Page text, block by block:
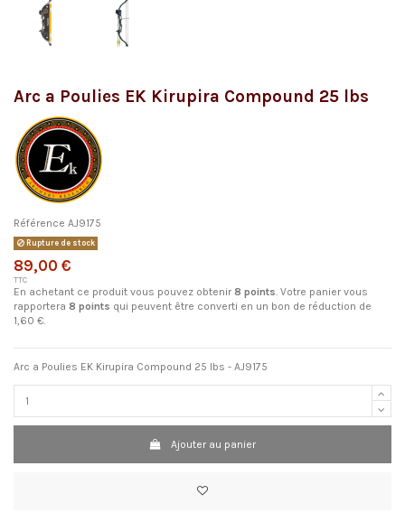
Arc a Poulies EK Kirupira Compound 25 lbs
Référence AJ9175
Rupture de stock
89,00 €
TTC
En achetant ce produit vous pouvez obtenir 8 points. Votre panier vous
rapportera 8 points qui peuvent être converti en un bon de réduction de
1,60 €.
Arc a Poulies EK Kirupira Compound 25 lbs - AJ9175
Ajouter au panier